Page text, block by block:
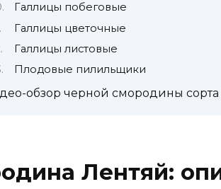
Галлицы побеговые
Галлицы цветочные
Галлицы листовые
Плодовые пилильщики
обзор черной смородины сорта
Лентяй: